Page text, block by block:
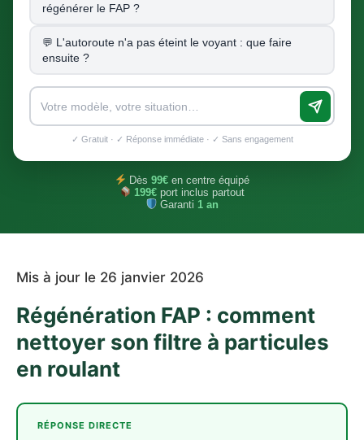
régénérer le FAP ?
L'autoroute n'a pas éteint le voyant : que faire
ensuite ?
✓ Gratuit · ✓ Réponse immédiate · ✓ Sans engagement
Dès99€ en centre équipé
199€ port inclus partout
Garanti 1 an
Mis à jour le 26 janvier 2026
Régénération FAP : comment
nettoyer son filtre à particules
en roulant
RÉPONSE DIRECTE